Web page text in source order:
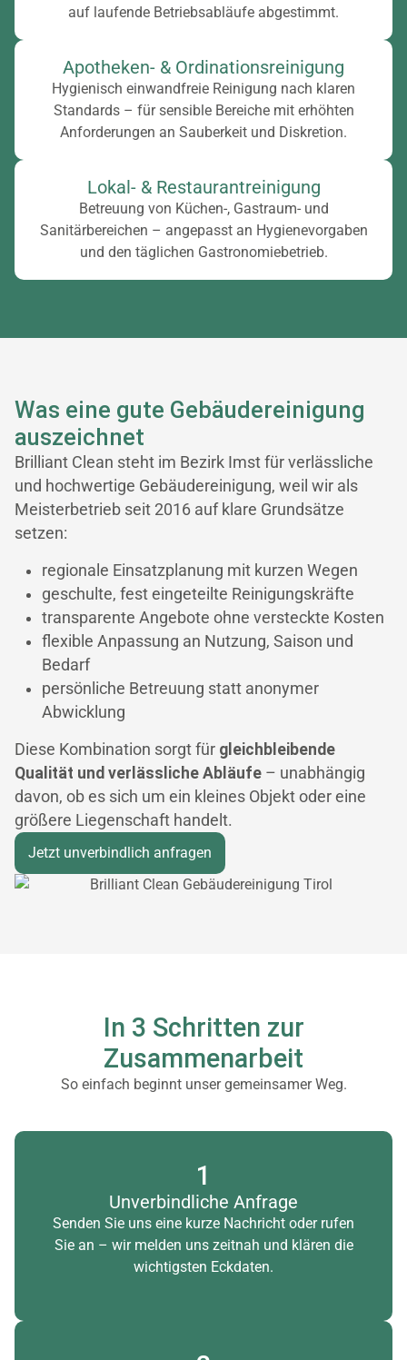
auf laufende Betriebsabläufe abgestimmt.
Apotheken- & Ordinationsreinigung
Hygienisch einwandfreie Reinigung nach klaren
Standards – für sensible Bereiche mit erhöhten
Anforderungen an Sauberkeit und Diskretion.
Lokal- & Restaurantreinigung
Betreuung von Küchen-, Gastraum- und
Sanitärbereichen – angepasst an Hygienevorgaben
und den täglichen Gastronomiebetrieb.
Was eine gute Gebäudereinigung
auszeichnet
Brilliant Clean steht im Bezirk Imst für verlässliche
und hochwertige Gebäudereinigung, weil wir als
Meisterbetrieb seit 2016 auf klare Grundsätze
setzen:
regionale Einsatzplanung mit kurzen Wegen
geschulte, fest eingeteilte Reinigungskräfte
transparente Angebote ohne versteckte Kosten
flexible Anpassung an Nutzung, Saison und
Bedarf
persönliche Betreuung statt anonymer
Abwicklung
Diese Kombination sorgt für gleichbleibende
Qualität und verlässliche Abläufe – unabhängig
davon, ob es sich um ein kleines Objekt oder eine
größere Liegenschaft handelt.
Jetzt unverbindlich anfragen
In 3 Schritten zur
Zusammenarbeit
So einfach beginnt unser gemeinsamer Weg.
1
Unverbindliche Anfrage
Senden Sie uns eine kurze Nachricht oder rufen
Sie an – wir melden uns zeitnah und klären die
wichtigsten Eckdaten.